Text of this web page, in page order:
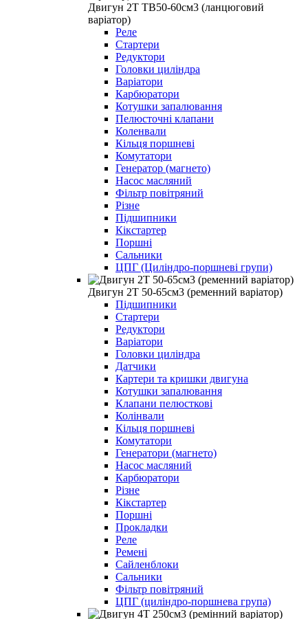
Двигун 2Т TB50-60см3 (ланцюговий
варіатор)
Реле
Стартери
Редуктори
Головки циліндра
Варіатори
Карбюратори
Котушки запалювання
Пелюсточні клапани
Коленвали
Кільця поршневі
Комутатори
Генератор (магнето)
Насос масляний
Фільтр повітряний
Різне
Підшипники
Кікстартер
Поршні
Сальники
ЦПГ (Циліндро-поршневі групи)
Двигун 2Т 50-65см3 (ременний варіатор)
Підшипники
Стартери
Редуктори
Варіатори
Головки циліндра
Датчики
Картери та кришки двигуна
Котушки запалювання
Клапани пелюсткові
Колінвали
Кільця поршневі
Комутатори
Генератори (магнето)
Насос масляний
Карбюратори
Різне
Кікстартер
Поршні
Прокладки
Реле
Ремені
Сайленблоки
Сальники
Фільтр повітряний
ЦПГ (циліндро-поршнева група)